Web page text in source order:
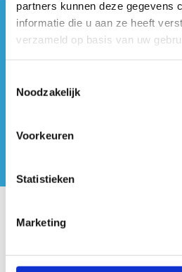
partners kunnen deze gegevens
informatie die u aan ze heeft
verzameld op basis van uw
Noodzakelijk
Voorkeuren
Statistieken
Marketing
Onze centra
Sport Vlaanderen Hoofdzetel